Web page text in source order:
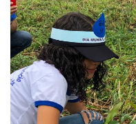
Webmail
Contato